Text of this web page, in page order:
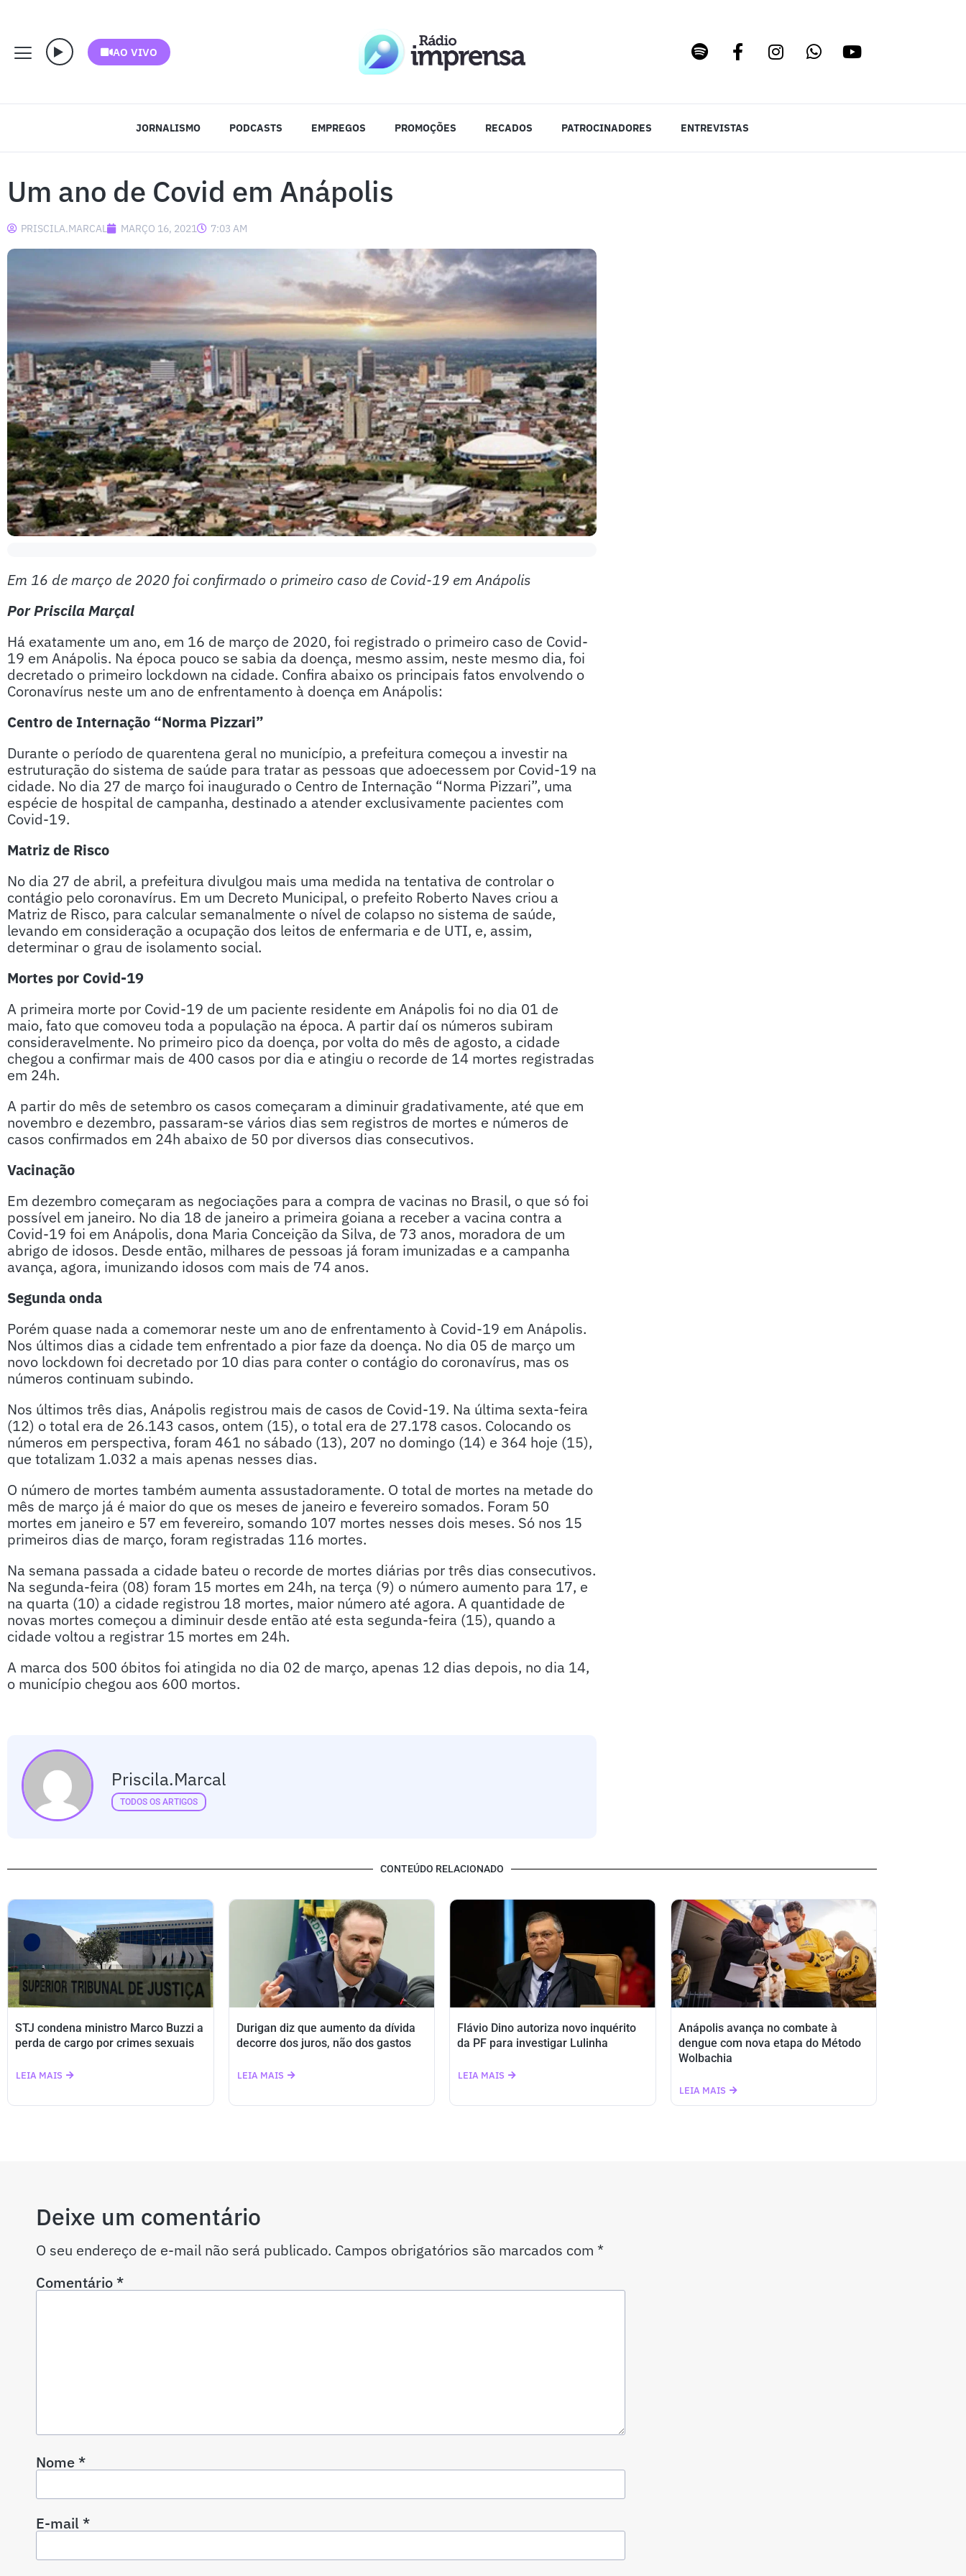
AO VIVO
JORNALISMO PODCASTS EMPREGOS PROMOÇÕES RECADOS PATROCINADORES ENTREVISTAS
Um ano de Covid em Anápolis
PRISCILA.MARCAL MARÇO 16, 2021 7:03 AM
Em 16 de março de 2020 foi confirmado o primeiro caso de Covid-19 em Anápolis
Por Priscila Marçal
Há exatamente um ano, em 16 de março de 2020, foi registrado o primeiro caso de Covid-
19 em Anápolis. Na época pouco se sabia da doença, mesmo assim, neste mesmo dia, foi
decretado o primeiro lockdown na cidade. Confira abaixo os principais fatos envolvendo o
Coronavírus neste um ano de enfrentamento à doença em Anápolis:
Centro de Internação “Norma Pizzari”
Durante o período de quarentena geral no município, a prefeitura começou a investir na
estruturação do sistema de saúde para tratar as pessoas que adoecessem por Covid-19 na
cidade. No dia 27 de março foi inaugurado o Centro de Internação “Norma Pizzari”, uma
espécie de hospital de campanha, destinado a atender exclusivamente pacientes com
Covid-19.
Matriz de Risco
No dia 27 de abril, a prefeitura divulgou mais uma medida na tentativa de controlar o
contágio pelo coronavírus. Em um Decreto Municipal, o prefeito Roberto Naves criou a
Matriz de Risco, para calcular semanalmente o nível de colapso no sistema de saúde,
levando em consideração a ocupação dos leitos de enfermaria e de UTI, e, assim,
determinar o grau de isolamento social.
Mortes por Covid-19
A primeira morte por Covid-19 de um paciente residente em Anápolis foi no dia 01 de
maio, fato que comoveu toda a população na época. A partir daí os números subiram
consideravelmente. No primeiro pico da doença, por volta do mês de agosto, a cidade
chegou a confirmar mais de 400 casos por dia e atingiu o recorde de 14 mortes registradas
em 24h.
A partir do mês de setembro os casos começaram a diminuir gradativamente, até que em
novembro e dezembro, passaram-se vários dias sem registros de mortes e números de
casos confirmados em 24h abaixo de 50 por diversos dias consecutivos.
Vacinação
Em dezembro começaram as negociações para a compra de vacinas no Brasil, o que só foi
possível em janeiro. No dia 18 de janeiro a primeira goiana a receber a vacina contra a
Covid-19 foi em Anápolis, dona Maria Conceição da Silva, de 73 anos, moradora de um
abrigo de idosos. Desde então, milhares de pessoas já foram imunizadas e a campanha
avança, agora, imunizando idosos com mais de 74 anos.
Segunda onda
Porém quase nada a comemorar neste um ano de enfrentamento à Covid-19 em Anápolis.
Nos últimos dias a cidade tem enfrentado a pior faze da doença. No dia 05 de março um
novo lockdown foi decretado por 10 dias para conter o contágio do coronavírus, mas os
números continuam subindo.
Nos últimos três dias, Anápolis registrou mais de casos de Covid-19. Na última sexta-feira
(12) o total era de 26.143 casos, ontem (15), o total era de 27.178 casos. Colocando os
números em perspectiva, foram 461 no sábado (13), 207 no domingo (14) e 364 hoje (15),
que totalizam 1.032 a mais apenas nesses dias.
O número de mortes também aumenta assustadoramente. O total de mortes na metade do
mês de março já é maior do que os meses de janeiro e fevereiro somados. Foram 50
mortes em janeiro e 57 em fevereiro, somando 107 mortes nesses dois meses. Só nos 15
primeiros dias de março, foram registradas 116 mortes.
Na semana passada a cidade bateu o recorde de mortes diárias por três dias consecutivos.
Na segunda-feira (08) foram 15 mortes em 24h, na terça (9) o número aumento para 17, e
na quarta (10) a cidade registrou 18 mortes, maior número até agora. A quantidade de
novas mortes começou a diminuir desde então até esta segunda-feira (15), quando a
cidade voltou a registrar 15 mortes em 24h.
A marca dos 500 óbitos foi atingida no dia 02 de março, apenas 12 dias depois, no dia 14,
o município chegou aos 600 mortos.
Priscila.marcal
TODOS OS ARTIGOS
CONTEÚDO RELACIONADO
STJ condena ministro Marco Buzzi a
perda de cargo por crimes sexuais
LEIA MAIS
Durigan diz que aumento da dívida
decorre dos juros, não dos gastos
LEIA MAIS
Flávio Dino autoriza novo inquérito
da PF para investigar Lulinha
LEIA MAIS
Anápolis avança no combate à
dengue com nova etapa do Método
Wolbachia
LEIA MAIS
Deixe um comentário
O seu endereço de e-mail não será publicado. Campos obrigatórios são marcados com *
Comentário*
Nome*
E-mail*